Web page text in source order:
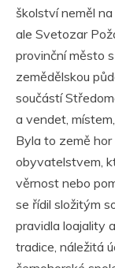
školství neměl
ale Svetozar
provinční město
zemědělskou
součástí
a vendet,
Byla to země
obyvatelstvem,
věrnost nebo
se řídil složitým
pravidla loajality
tradice, náležitá